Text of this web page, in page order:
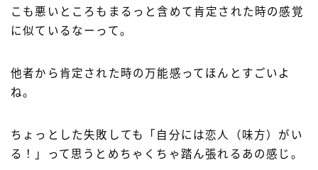
こも悪いところもまるっと含めて肯定された時の感覚
に似ているなーって。
他者から肯定された時の万能感ってほんとすごいよ
ね。
ちょっとした失敗しても「自分には恋人（味方）がい
る！」って思うとめちゃくちゃ踏ん張れるあの感じ。